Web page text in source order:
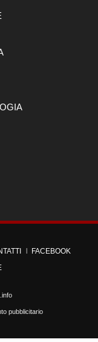
FACEBOOK
pubblicitario